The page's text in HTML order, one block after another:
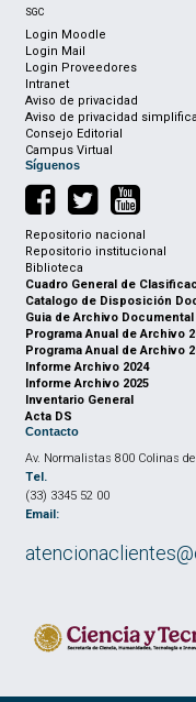
SGC
Login Moodle
Login Mail
Login Proveedores
Intranet
Aviso de privacidad
Aviso de privacidad
Consejo Editorial
Campus Virtual
Síguenos
Repositorio nacional
Repositorio institucional
Biblioteca
Cuadro General de
Catalogo de Disposición
Guia de Archivo Documental
Programa Anual de Archivo
Programa Anual de Archivo
Informe Archivo 2024
Informe Archivo 2025
Inventario General
Acta DS
Contacto
Av. Normalistas 800 Colinas
Tel.
(33) 3345 52 00
Email: